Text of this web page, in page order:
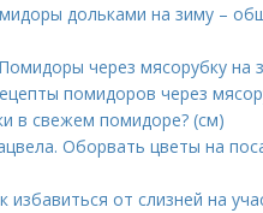
дольками на зиму –
через мясорубку на
помидоров через
в свежем помидоре? (см)
Оборвать цветы на
от слизней на